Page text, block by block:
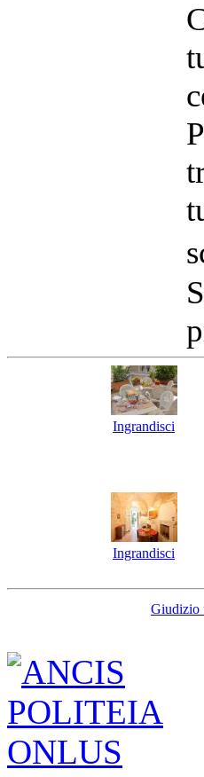
Ingrandisci
Ingrandisci
Giudizio